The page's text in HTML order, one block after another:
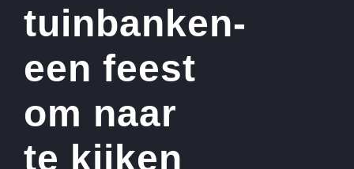
tuinbanken-
een feest
om naar
te kijken